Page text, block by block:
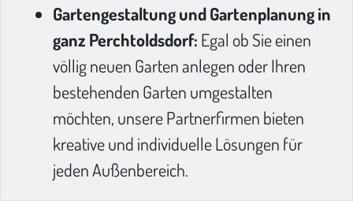
Gartengestaltung und Gartenplanung in
ganz Perchtoldsdorf: Egal ob Sie einen
völlig neuen Garten anlegen oder Ihren
bestehenden Garten umgestalten
möchten, unsere Partnerfirmen bieten
kreative und individuelle Lösungen für
jeden Außenbereich.